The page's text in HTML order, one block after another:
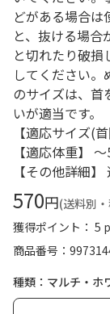
どがある場合
と、抜ける場
と切れたり破損
してください
のサイズは、首
いが適当です。
【適応サイズ(
【適応体重】
【その他詳細
570円(送料別
獲得ポイント： 5
商品番号
種類：マルチ・ホ